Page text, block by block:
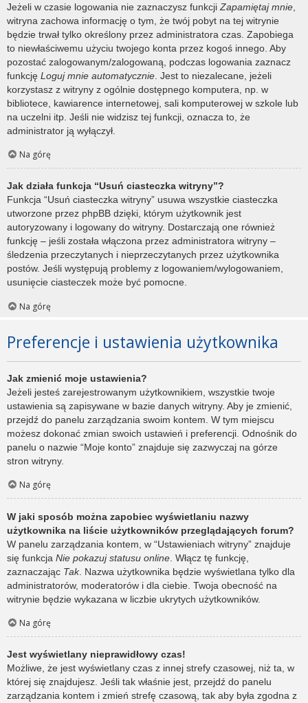
Jeżeli w czasie logowania nie zaznaczysz funkcji Zapamiętaj mnie
witryna zachowa informację o tym, że twój pobyt na tej witrynie
będzie trwał tylko określony przez administratora czas. Zapobiega
to niewłaściwemu użyciu twojego konta przez kogoś innego. Aby
pozostać zalogowanym/zalogowaną, podczas logowania zaznacz
funkcję Loguj mnie automatycznie . Jest to niezalecane, jeżeli
korzystasz z witryny z ogólnie dostępnego komputera, np. w
bibliotece, kawiarence internetowej, sali komputerowej w szkole lub
na uczelni itp. Jeśli nie widzisz tej funkcji, oznacza to, że
administrator ją wyłączył.
Na górę
Jak działa funkcja “Usuń ciasteczka witryny”?
Funkcja “Usuń ciasteczka witryny” usuwa wszystkie ciasteczka
utworzone przez phpBB dzięki, którym użytkownik jest
autoryzowany i logowany do witryny. Dostarczają one również
funkcję – jeśli została włączona przez administratora witryny –
śledzenia przeczytanych i nieprzeczytanych przez użytkownika
postów. Jeśli występują problemy z logowaniem/wylogowaniem,
usunięcie ciasteczek może być pomocne.
Na górę
Preferencje i ustawienia użytkownika
Jak zmienić moje ustawienia?
Jeżeli jesteś zarejestrowanym użytkownikiem, wszystkie twoje
ustawienia są zapisywane w bazie danych witryny. Aby je zmienić,
przejdź do panelu zarządzania swoim kontem. W tym miejscu
możesz dokonać zmian swoich ustawień i preferencji. Odnośnik do
panelu o nazwie “Moje konto” znajduje się zazwyczaj na górze
stron witryny.
Na górę
W jaki sposób można zapobiec wyświetlaniu nazwy
użytkownika na liście użytkowników przeglądających forum?
W panelu zarządzania kontem, w “Ustawieniach witryny” znajduje
się funkcja Nie pokazuj statusu online . Włącz tę funkcję,
zaznaczając Tak. Nazwa użytkownika będzie wyświetlana tylko dla
administratorów, moderatorów i dla ciebie. Twoja obecność na
witrynie będzie wykazana w liczbie ukrytych użytkowników.
Na górę
Jest wyświetlany nieprawidłowy czas!
Możliwe, że jest wyświetlany czas z innej strefy czasowej, niż ta, w
której się znajdujesz. Jeśli tak właśnie jest, przejdź do panelu
zarządzania kontem i zmień strefę czasową, tak aby była zgodna z